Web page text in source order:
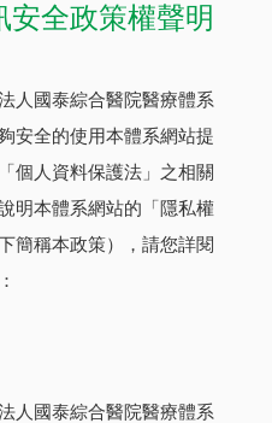
安全政策權聲明
人國泰綜合醫院醫療體系
安全的使用本體系網站提
個人資料保護法」之相關
明本體系網站的「隱私權
簡稱本政策），請您詳閱
人國泰綜合醫院醫療體系